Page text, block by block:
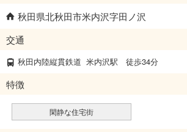
秋田県北秋田市米内沢字田ノ沢
交通
秋田内陸縦貫鉄道 米内沢駅 徒歩34分
特徴
閑静な住宅街